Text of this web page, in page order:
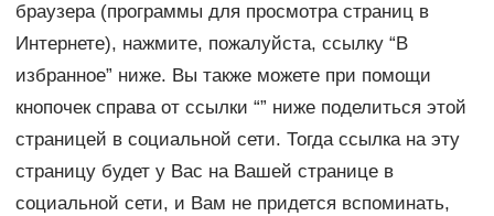
браузера (программы для просмотра страниц в
Интернете), нажмите, пожалуйста, ссылку “В
избранное” ниже. Вы также можете при помощи
кнопочек справа от ссылки “” ниже поделиться этой
страницей в социальной сети. Тогда ссылка на эту
страницу будет у Вас на Вашей странице в
социальной сети, и Вам не придется вспоминать,